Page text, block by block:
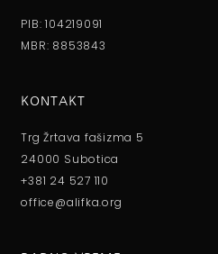
PIB: 104219091
MBR: 8853843
KONTAKT
Trg Žrtava fašizma 5
24000 Subotica
+381 24 527 110
office@alifka.org